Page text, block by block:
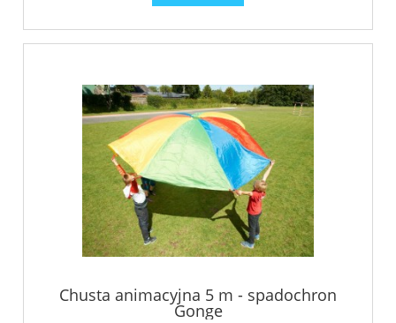
Chusta animacyjna 5 m - spadochron
Gonge